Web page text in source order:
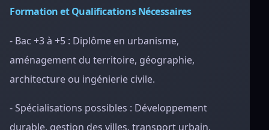
Formation et Qualifications Nécessaires
- Bac +3 à +5 : Diplôme en urbanisme,
aménagement du territoire, géographie,
architecture ou ingénierie civile.
- Spécialisations possibles : Développement
durable, gestion des villes, transport urbain.